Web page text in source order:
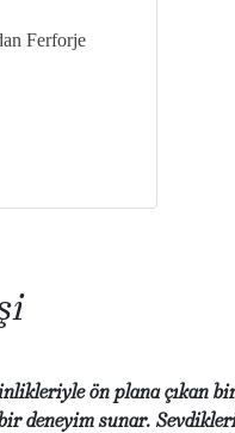
Ferforje
ön plana çıkan
deneyim sunar.